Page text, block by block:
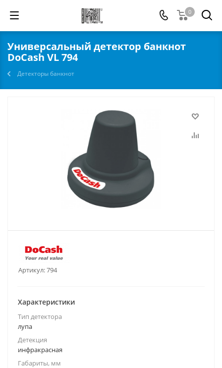
0
Универсальный детектор банкнот
DoCash VL 794
Детекторы банкнот
Артикул:794
Характеристики
Тип детектора
лупа
Детекция
инфракрасная
Габариты, мм